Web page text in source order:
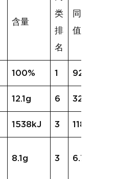
含量
类
排
名
同类均
值
100% 1 92%
12.1g 6 32.5g
1538kJ 3 1186kJ
8.1g 3 6.7g